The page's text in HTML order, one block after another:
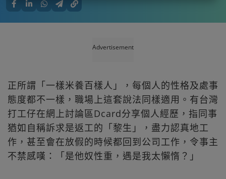
Advertisement
正所謂「一樣米養百樣人」，每個人的性格及處事
態度都不一樣，職場上這套說法同樣適用。有台灣
打工仔在網上討論區Dcard分享個人經歷，指同事
猶如自稱訴求是返工的「黎生」，盡力認真地工
作，甚至會在放假的時候都回到公司工作，令事主
不禁感嘆：「是他奴性重，遇是我太懶惰？」